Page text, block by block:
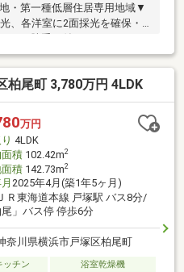
・第一種低層住居専用地域▼
、各洋室に2面採光を確保・
に収納を設置・駐車場1台分有
グに足元から暖かい床暖房
室乾燥機・各階にトイレ有、
・横浜市立柏尾小学校 徒歩9
お手伝いします
はお気軽にお問い合わせく
柏尾町 3,780万円 4LDK
万円
4LDK
積102.42m2
積142.73m2
2025年4月(築1年5ヶ月)
ＪＲ東海道本線 戸塚駅 バス8分/
尾」バス停 停歩6分
奈川県横浜市戸塚区柏尾町
ッチン
浴室乾燥機